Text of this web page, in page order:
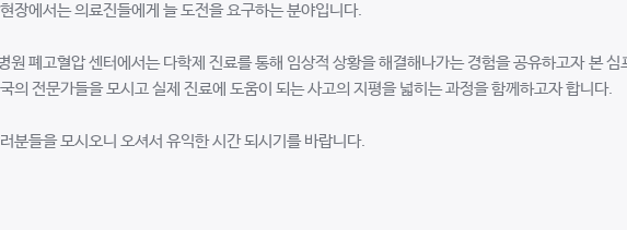
장에서는 의료진들에게 늘 도전을 요구하는 분야입니다.
원 폐고혈압 센터에서는 다학제 진료를 통해 임상적 상황을 해결해나가는 경험을 공유하고자 본
의 전문가들을 모시고 실제 진료에 도움이 되는 사고의 지평을 넓히는 과정을 함께하고자 합니다.
분들을 모시오니 오셔서 유익한 시간 되시기를 바랍니다.